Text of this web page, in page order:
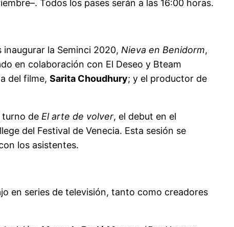
Todos los pases serán a las 16:00 horas.
inaugurar la Seminci 2020, Nieva en Benidorm,
en colaboración con El Deseo y Bteam
del filme, Sarita Choudhury; y el productor de
turno de El arte de volver, el debut en el
del Festival de Venecia. Esta sesión se
los asistentes.
en series de televisión, tanto como creadores